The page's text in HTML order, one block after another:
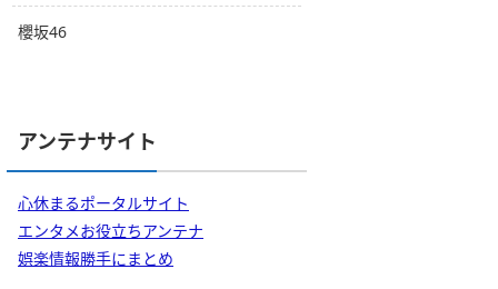
櫻坂46
アンテナサイト
心休まるポータルサイト
エンタメお役立ちアンテナ
娯楽情報勝手にまとめ